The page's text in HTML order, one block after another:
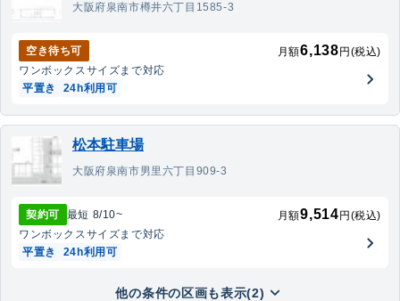
大阪府泉南市樽井六丁目1585-3
空き待ち可 月額6,138 円(税込)
ワンボックスサイズまで対応
平置き
24h利用可
松本駐車場
大阪府泉南市男里六丁目909-3
契約可 最短 8/10~ 月額9,514 円(税込)
ワンボックスサイズまで対応
平置き
24h利用可
他の条件の区画も表示(2)